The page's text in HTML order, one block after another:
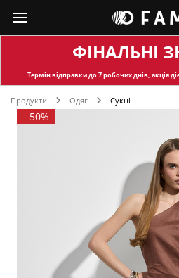
ФІНАЛЬНІ
Термін відправкидо 7 робочих днів, акція
Продукти Одяг Сукні
- 50%